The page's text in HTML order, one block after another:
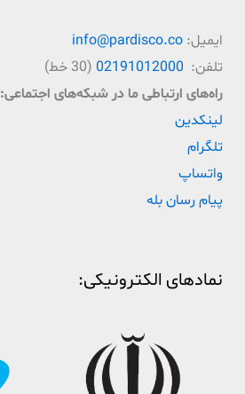
ایمیل: info@pardisco.co
تلفن: 02191012000 (30 خط)
راه‌‌های ارتباطی ما در شبکه‌های اجتماعی:
لینکدین
تلگرام
واتساپ
پیام رسان بله
نمادهای الکترونیکی: